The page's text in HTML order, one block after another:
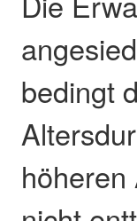
bedingt